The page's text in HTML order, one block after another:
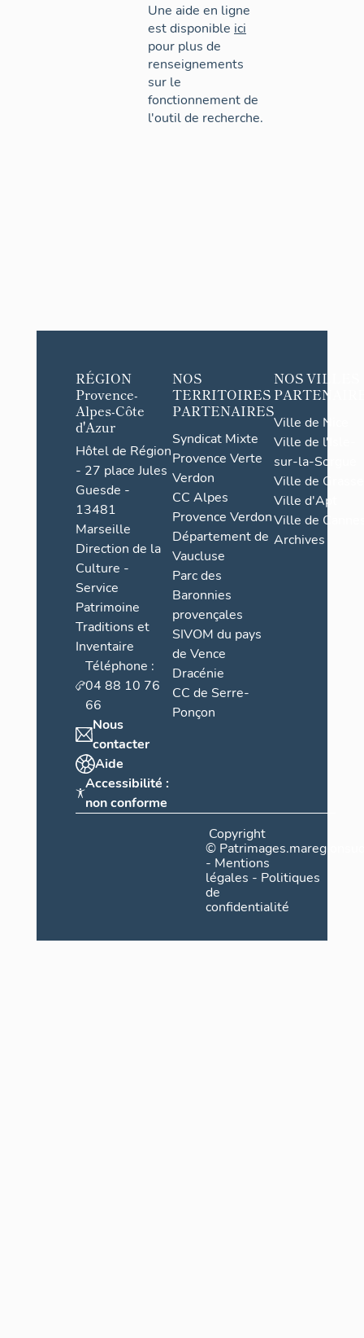
Une aide en ligne
est disponible ici
pour plus de
renseignements
sur le
fonctionnement de
l'outil de recherche.
RÉGION
Provence-
Alpes-Côte
d'Azur
Hôtel de Région
- 27 place Jules
Guesde -
13481
Marseille
Direction de la
Culture -
Service
Patrimoine
Traditions et
Inventaire
Téléphone :
04 88 10 76
66
Nous
contacter
Aide
Accessibilité :
non conforme
NOS
TERRITOIRES
PARTENAIRES
Syndicat Mixte
Provence Verte
Verdon
CC Alpes
Provence Verdon
Département de
Vaucluse
Parc des
Baronnies
provençales
SIVOM du pays
de Vence
Dracénie
CC de Serre-
Ponçon
NOS VILLES
Ville de Nice
Ville de l'Isle-
sur-la-Sorgue
Ville de Grasse
Ville d'Apt
Ville de
Archives
Copyright
©
- Mentions
légales - Politiques
de
confidentialité